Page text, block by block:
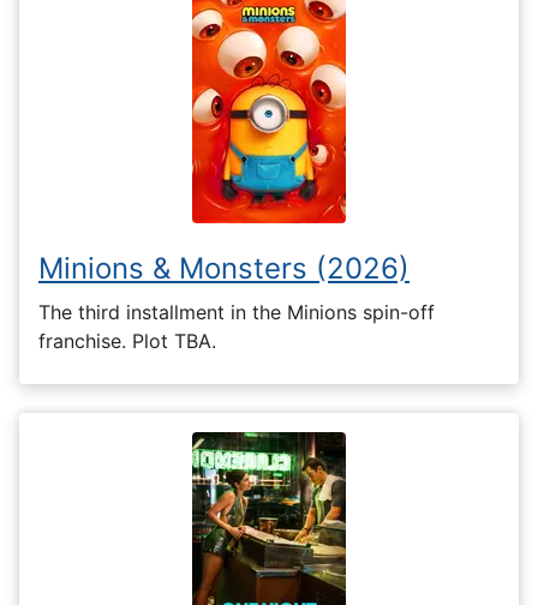
Minions & Monsters (2026)
The third installment in the Minions spin-off
franchise. Plot TBA.